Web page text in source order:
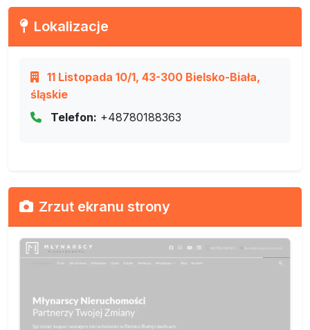
Lokalizacje
11 Listopada 10/1, 43-300 Bielsko-Biała,
śląskie
Telefon: +48780188363
Zrzut ekranu strony